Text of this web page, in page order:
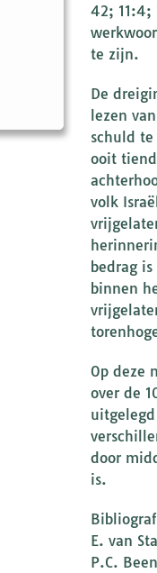
42; 11:4;
te zijn.
De
lezen
schuld
ooit
volk
bedrag
binnen
Op deze
over de
door
is.
E. van
P.C.